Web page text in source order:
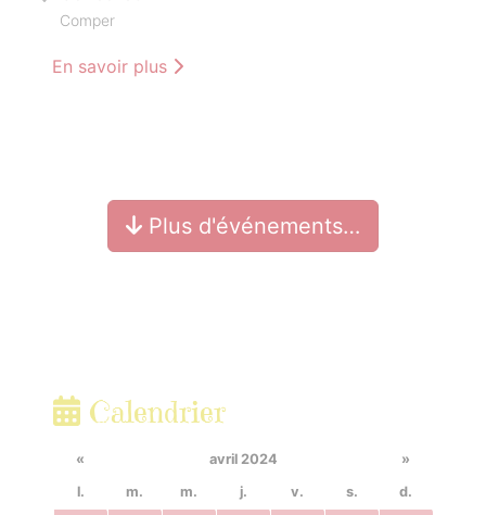
Comper
En savoir plus
Plus d'événements…
Calendrier
« avril 2024
»
l.
m. m. j. v. s. d.